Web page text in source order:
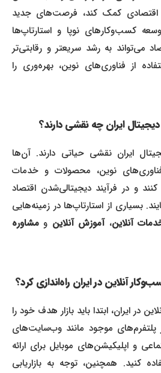
کمک کند، فرصت‌های جدید
کسب‌وکارهای نوپا و استارتاپ‌ها
به رشد سریعتر و رقابتی‌تر
از فناوری‌های نوین، بهره‌وری را
ایران نقشی حیاتی دارند. آن‌ها
نوین، محصولات و خدمات
و در فرآیند دیجیتالی‌شدن اقتصاد
بسیاری از استارتاپ‌ها در زمینه‌هایی
آنلاین،آموزش آنلاینو مشاوره
در ایران، ابتدا باید بازار هدف خود را
موجود مانند وب‌سایت‌های
و اپلیکیشن‌های موبایل برای ارائه
همچنین، توجه به بازاریابی